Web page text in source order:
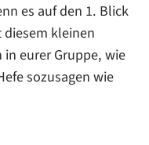
es auf den 1. Blick
diesem kleinen
eurer Gruppe, wie
sozusagen wie